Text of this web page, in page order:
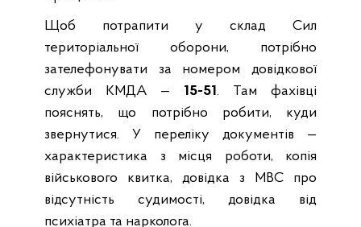
Щоб потрапити у склад Сил
територіальної оборони, потрібно
зателефонувати за номером довідкової
служби КМДА — 15-51. Там фахівці
пояснять, що потрібно робити, куди
звернутися. У переліку документів —
характеристика з місця роботи, копія
військового квитка, довідка з МВС про
відсутність судимості, довідка від
психіатра та нарколога.